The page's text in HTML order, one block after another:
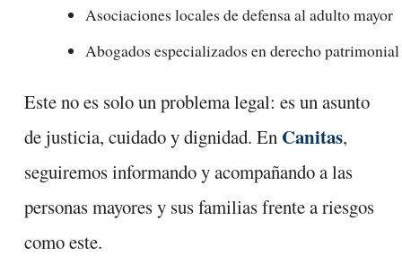
Asociaciones locales de defensa al adulto mayor
Abogados especializados en derecho patrimonial
Este no es solo un problema legal: es un asunto
de justicia, cuidado y dignidad. En Canitas,
seguiremos informando y acompañando a las
personas mayores y sus familias frente a riesgos
como este.